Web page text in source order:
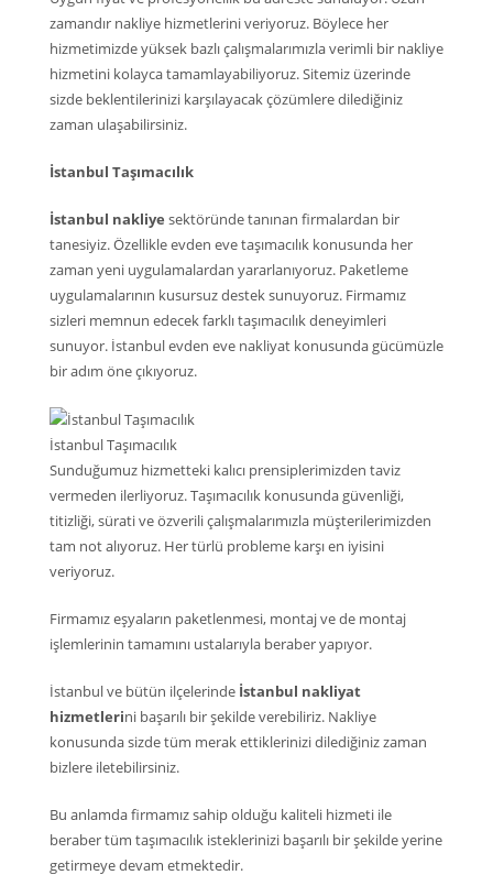
zamandır nakliye hizmetlerini veriyoruz. Böylece her
hizmetimizde yüksek bazlı çalışmalarımızla verimli bir nakliye
hizmetini kolayca tamamlayabiliyoruz. Sitemiz üzerinde
sizde beklentilerinizi karşılayacak çözümlere dilediğiniz
zaman ulaşabilirsiniz.
İstanbul Taşımacılık
İstanbul nakliye sektöründe tanınan firmalardan bir
tanesiyiz. Özellikle evden eve taşımacılık konusunda her
zaman yeni uygulamalardan yararlanıyoruz. Paketleme
uygulamalarının kusursuz destek sunuyoruz. Firmamız
sizleri memnun edecek farklı taşımacılık deneyimleri
sunuyor. İstanbul evden eve nakliyat konusunda gücümüzle
bir adım öne çıkıyoruz.
İstanbul Taşımacılık
Sunduğumuz hizmetteki kalıcı prensiplerimizden taviz
vermeden ilerliyoruz. Taşımacılık konusunda güvenliği,
titizliği, sürati ve özverili çalışmalarımızla müşterilerimizden
tam not alıyoruz. Her türlü probleme karşı en iyisini
veriyoruz.
Firmamız eşyaların paketlenmesi, montaj ve de montaj
işlemlerinin tamamını ustalarıyla beraber yapıyor.
İstanbul ve bütün ilçelerinde İstanbul nakliyat
hizmetlerini başarılı bir şekilde verebiliriz. Nakliye
konusunda sizde tüm merak ettiklerinizi dilediğiniz zaman
bizlere iletebilirsiniz.
Bu anlamda firmamız sahip olduğu kaliteli hizmeti ile
beraber tüm taşımacılık isteklerinizi başarılı bir şekilde yerine
getirmeye devam etmektedir.